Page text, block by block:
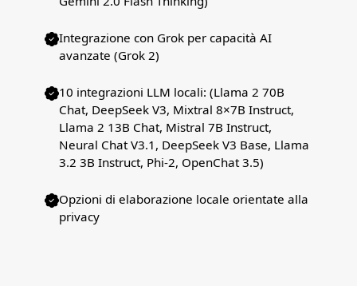
Integrazione con Grok per capacità AI
avanzate (Grok 2)
10 integrazioni LLM locali: (Llama 2 70B
Chat, DeepSeek V3, Mixtral 8×7B Instruct,
Llama 2 13B Chat, Mistral 7B Instruct,
Neural Chat V3.1, DeepSeek V3 Base, Llama
3.2 3B Instruct, Phi-2, OpenChat 3.5)
Opzioni di elaborazione locale orientate alla
privacy